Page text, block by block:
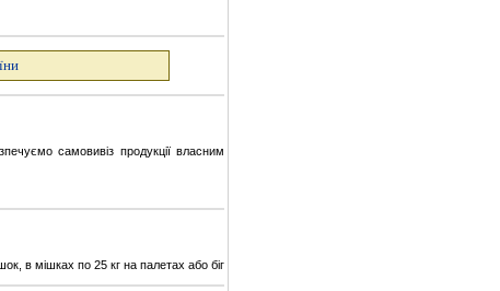
самовивіз продукції власним
в мішках по 25 кг на палетах або біг